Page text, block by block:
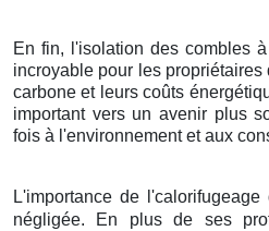
En fin, l'isolation des combles
incroyable pour les
carbone et leurs coûts
important vers un avenir plus
fois à l'environnement et aux
L'importance de
négligée. En plus de ses